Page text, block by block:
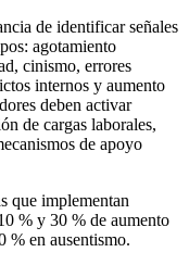
de identificar señales
agotamiento
cinismo, errores
internos y aumento
deben activar
de cargas laborales,
de apoyo
que implementan
% y 30 % de aumento
% en ausentismo.